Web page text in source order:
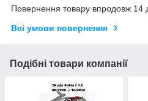
Повернення товару впродовж 14
Всі умови повернення
Подібні товари компанії